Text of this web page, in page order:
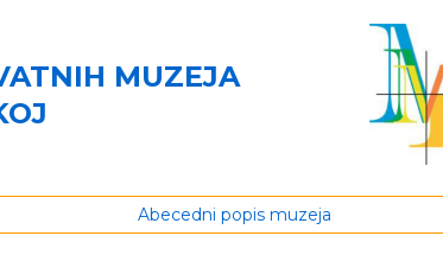
MUZEJA
Abecedni popis muzeja